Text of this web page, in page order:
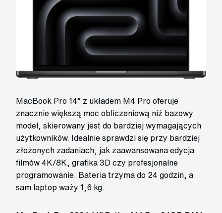
MacBook Pro 14” z układem M4 Pro oferuje
znacznie większą moc obliczeniową niż bazowy
model, skierowany jest do bardziej wymagających
użytkowników. Idealnie sprawdzi się przy bardziej
złożonych zadaniach, jak zaawansowana edycja
filmów 4K/8K, grafika 3D czy profesjonalne
programowanie. Bateria trzyma do 24 godzin, a
sam laptop waży 1,6 kg.